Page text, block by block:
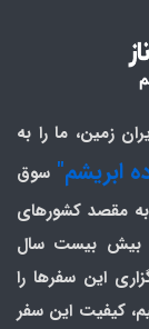
زمین، ما را به
ابریشم" سوق
به مقصد کشورهای
بیش بیست سال
برگزاری این سفرها را
کیفیت این سفر